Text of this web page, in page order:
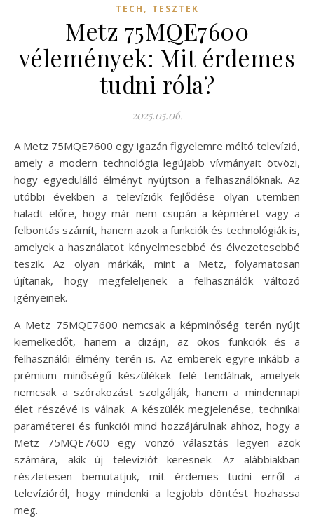
TECH , TESZTEK
Metz 75MQE7600
vélemények: Mit érdemes
tudni róla?
2025.05.06.
A Metz 75MQE7600 egy igazán figyelemre méltó televízió,
amely a modern technológia legújabb vívmányait ötvözi,
hogy egyedülálló élményt nyújtson a felhasználóknak. Az
utóbbi években a televíziók fejlődése olyan ütemben
haladt előre, hogy már nem csupán a képméret vagy a
felbontás számít, hanem azok a funkciók és technológiák is,
amelyek a használatot kényelmesebbé és élvezetesebbé
teszik. Az olyan márkák, mint a Metz, folyamatosan
újítanak, hogy megfeleljenek a felhasználók változó
igényeinek.
A Metz 75MQE7600 nemcsak a képminőség terén nyújt
kiemelkedőt, hanem a dizájn, az okos funkciók és a
felhasználói élmény terén is. Az emberek egyre inkább a
prémium minőségű készülékek felé tendálnak, amelyek
nemcsak a szórakozást szolgálják, hanem a mindennapi
élet részévé is válnak. A készülék megjelenése, technikai
paraméterei és funkciói mind hozzájárulnak ahhoz, hogy a
Metz 75MQE7600 egy vonzó választás legyen azok
számára, akik új televíziót keresnek. Az alábbiakban
részletesen bemutatjuk, mit érdemes tudni erről a
televízióról, hogy mindenki a legjobb döntést hozhassa
meg.